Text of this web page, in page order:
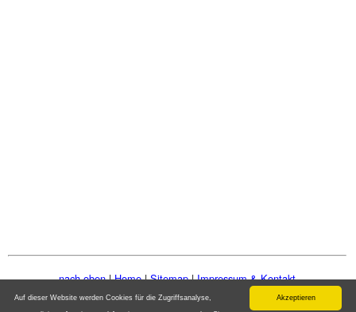
nach oben|Home|Sitemap|Impressum & Kontakt
©: www.europe-sightseeing.com
Akzeptieren
Auf dieser Website werden Cookies für die Zugriffsanalyse,